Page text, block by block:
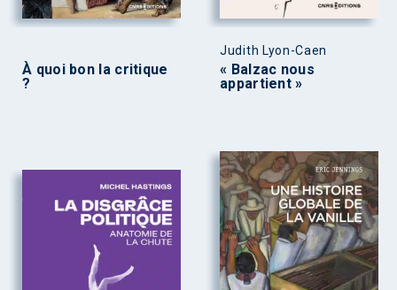
À quoi bon la critique
?
Judith Lyon-Caen
« Balzac nous
appartient »